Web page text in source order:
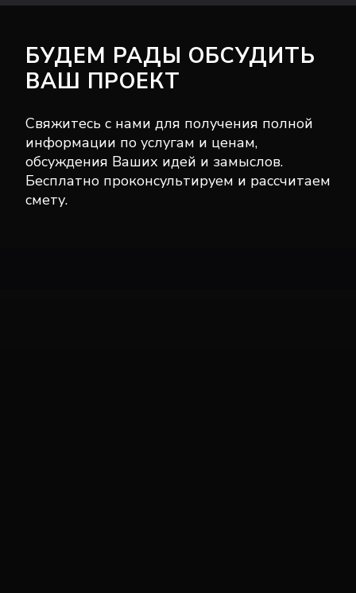
БУДЕМ РАДЫ ОБСУДИТЬ
ВАШ ПРОЕКТ
Свяжитесь с нами для получения полной
информации по услугам и ценам,
обсуждения Ваших идей и замыслов.
Бесплатно проконсультируем и рассчитаем
смету.